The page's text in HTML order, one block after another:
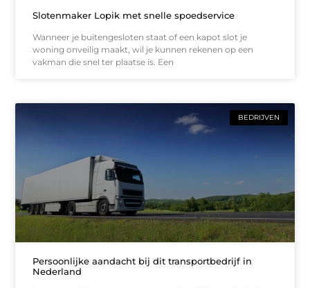
Slotenmaker Lopik met snelle spoedservice
Wanneer je buitengesloten staat of een kapot slot je
woning onveilig maakt, wil je kunnen rekenen op een
vakman die snel ter plaatse is. Een
BEDRIJVEN
Persoonlijke aandacht bij dit transportbedrijf in
Nederland